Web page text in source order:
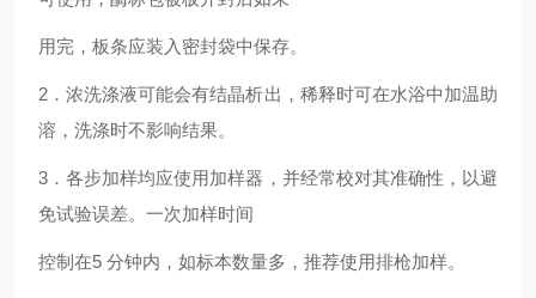
用完，板条应装入密封袋中保存。
2 ．浓洗涤液可能会有结晶析出，稀释时可在水浴中加温助
溶，洗涤时不影响结果。
3 ．各步加样均应使用加样器，并经常校对其准确性，以避
免试验误差。一次加样时间
控制在5 分钟内，如标本数量多，推荐使用排枪加样。